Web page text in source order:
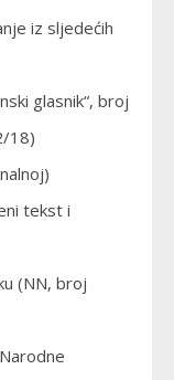
iz sljedećih
glasnik“, broj
18)
tekst i
(NN, broj